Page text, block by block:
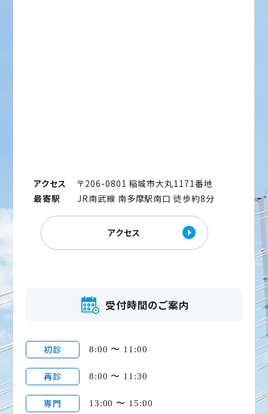
アクセス
〒206-0801 稲城市大丸1171番地
最寄駅
JR南武線 南多摩駅南口 徒歩約8分
アクセス
受付時間のご案内
初診 8:00 〜 11:00
再診 8:00 〜 11:30
専門 13:00 〜 15:00